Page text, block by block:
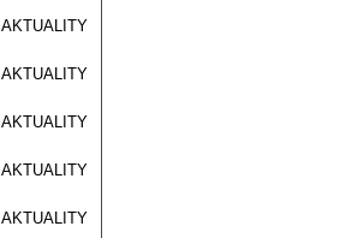
AKTUALITY
AKTUALITY
AKTUALITY
AKTUALITY
AKTUALITY